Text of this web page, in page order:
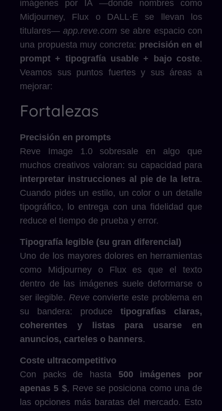
imágenes por IA —donde nombres como
Midjourney, Flux o DALL·E se llevan los
titulares—app.reve.com se abre espacio con
una propuesta muy concreta: precisión en el
prompt + tipografía usable + bajo coste.
Veamos sus puntos fuertes y sus áreas a
mejorar:
Fortalezas
Precisión en prompts
Reve Image 1.0 sobresale en algo que
muchos creativos valoran: su capacidad para
interpretar instrucciones al pie de la letra.
Cuando pides un estilo, un color o un detalle
tipográfico, lo entrega con una fidelidad que
reduce el tiempo de prueba y error.
Tipografía legible (su gran diferencial)
Uno de los mayores dolores en herramientas
como Midjourney o Flux es que el texto
dentro de las imágenes suele deformarse o
ser ilegible. Reve convierte este problema en
su bandera: produce tipografías claras,
coherentes y listas para usarse en
anuncios, carteles o banners.
Coste ultracompetitivo
Con packs de hasta 500 imágenes por
apenas 5 $, Reve se posiciona como una de
las opciones más baratas del mercado. Esto